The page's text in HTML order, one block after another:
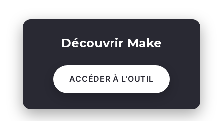
Découvrir Make
ACCÉDER À L’OUTIL